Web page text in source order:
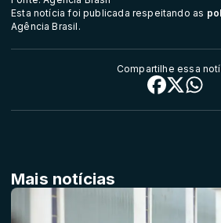
Esta notícia foi publicada respeitando as
Agência Brasil.
Compartilhe essa
Mais notícias